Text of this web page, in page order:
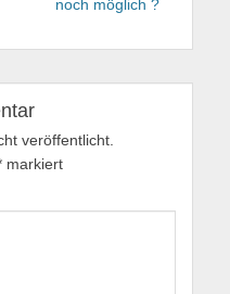
noch möglich ?
veröffentlicht.
markiert